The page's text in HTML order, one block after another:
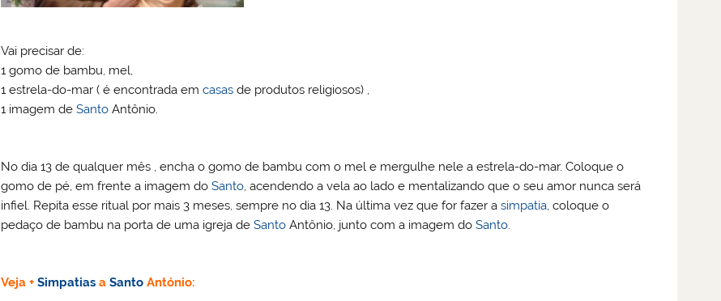
Vai precisar de:
1 gomo de bambu, mel,
1 estrela-do-mar ( é encontrada emcasas de produtos religiosos) ,
1 imagem deSanto Antônio.
No dia 13 de qualquer mês , encha o gomo de bambu com o mel e mergulhe nele a estrela-do-mar. Coloque o
gomo de pé, em frente a imagem doSanto, acendendo a vela ao lado e mentalizando que o seu amor nunca será
infiel. Repita esse ritual por mais 3 meses, sempre no dia 13. Na última vez que for fazer asimpatia, coloque o
pedaço de bambu na porta de uma igreja deSanto Antônio, junto com a imagem doSanto.
Veja +Simpatias aSanto António: